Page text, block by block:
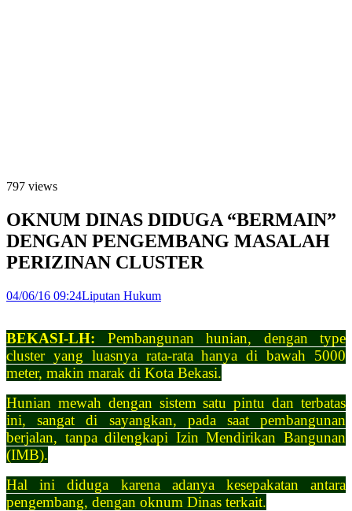
797 views
OKNUM DINAS DIDUGA “BERMAIN”
DENGAN PENGEMBANG MASALAH
PERIZINAN CLUSTER
04/06/16 09:24Liputan Hukum
BEKASI-LH: Pembangunan hunian, dengan type
cluster yang luasnya rata-rata hanya di bawah 5000
meter, makin marak di Kota Bekasi.
Hunian mewah dengan sistem satu pintu dan terbatas
ini, sangat di sayangkan, pada saat pembangunan
berjalan, tanpa dilengkapi Izin Mendirikan Bangunan
(IMB).
Hal ini diduga karena adanya kesepakatan antara
pengembang, dengan oknum Dinas terkait.